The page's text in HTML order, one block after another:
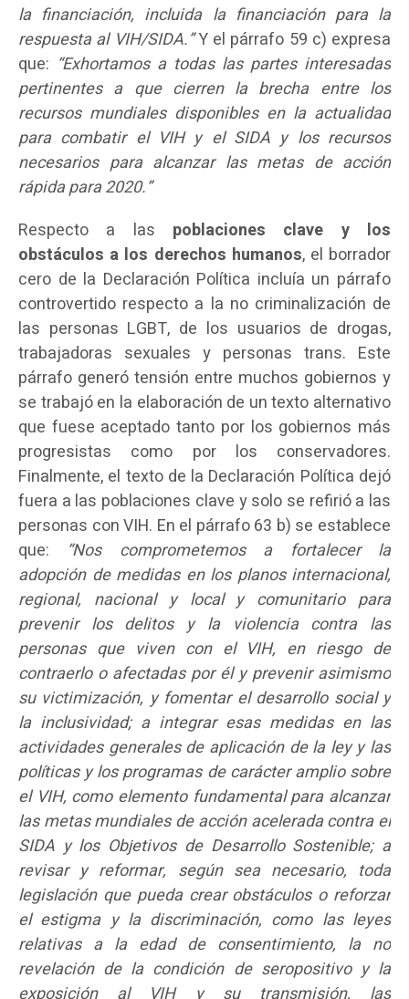
la financiación, incluida la financiación para la
respuesta al VIH/SIDA.”Y el párrafo 59 c) expresa
que: “Exhortamos a todas las partes interesadas
pertinentes a que cierren la brecha entre los
recursos mundiales disponibles en la actualidad
para combatir el VIH y el SIDA y los recursos
necesarios para alcanzar las metas de acción
rápida para 2020.”
Respecto a las poblaciones clave y los
obstáculos a los derechos humanos, el borrador
cero de la Declaración Política incluía un párrafo
controvertido respecto a la no criminalización de
las personas LGBT, de los usuarios de drogas,
trabajadoras sexuales y personas trans. Este
párrafo generó tensión entre muchos gobiernos y
se trabajó en la elaboración de un texto alternativo
que fuese aceptado tanto por los gobiernos más
progresistas como por los conservadores.
Finalmente, el texto de la Declaración Política dejó
fuera a las poblaciones clave y solo se refirió a las
personas con VIH. En el párrafo 63 b) se establece
que: “Nos comprometemos a fortalecer la
adopción de medidas en los planos internacional,
regional, nacional y local y comunitario para
prevenir los delitos y la violencia contra las
personas que viven con el VIH, en riesgo de
contraerlo o afectadas por él y prevenir asimismo
su victimización, y fomentar el desarrollo social y
la inclusividad; a integrar esas medidas en las
actividades generales de aplicación de la ley y las
políticas y los programas de carácter amplio sobre
el VIH, como elemento fundamental para alcanzar
las metas mundiales de acción acelerada contra el
SIDA y los Objetivos de Desarrollo Sostenible; a
revisar y reformar, según sea necesario, toda
legislación que pueda crear obstáculos o reforzar
el estigma y la discriminación, como las leyes
relativas a la edad de consentimiento, la no
revelación de la condición de seropositivo y la
exposición al VIH y su transmisión, las